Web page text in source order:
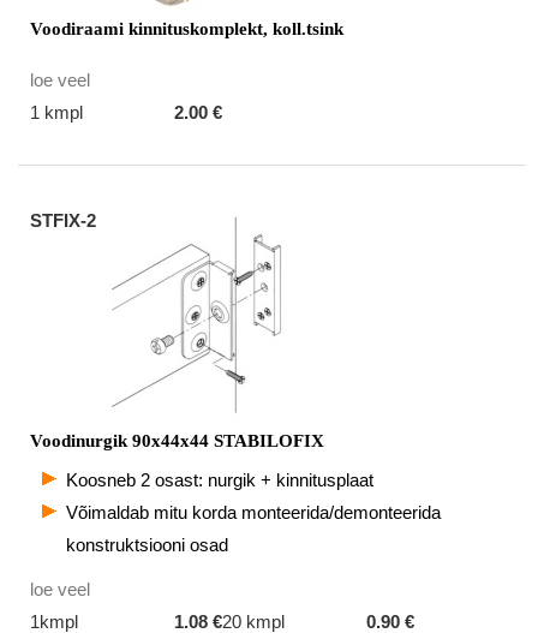
Voodiraami kinnituskomplekt, koll.tsink
loe veel
1 kmpl
2.00 €
STFIX-2
Voodinurgik 90x44x44 STABILOFIX
Koosneb 2 osast: nurgik + kinnitusplaat
Võimaldab mitu korda monteerida/demonteerida
konstruktsiooni osad
loe veel
1kmpl
1.08 €20 kmpl 0.90 €